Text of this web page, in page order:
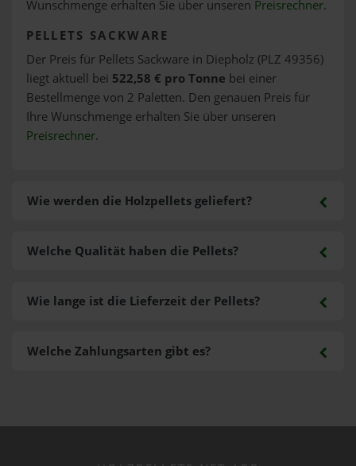
Wunschmenge erhalten Sie über unseren Preisrechner.
PELLETS SACKWARE
Der Preis für Pellets Sackware in Diepholz (PLZ 49356)
liegt aktuell bei 522,58 € pro Tonne bei einer
Bestellmenge von 2 Paletten. Den genauen Preis für
Ihre Wunschmenge erhalten Sie über unseren
Preisrechner.
Wie werden die Holzpellets geliefert?
Welche Zahlungsarten gibt es?
Welche Qualität haben die Pellets?
Wie lange ist die Lieferzeit der Pellets?